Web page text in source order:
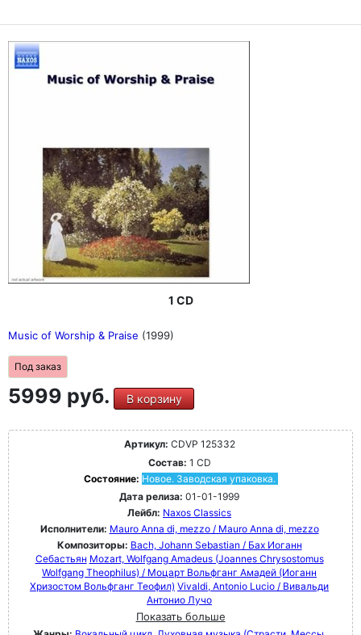
1 CD
Music of Worship & Praise (1999)
Под заказ
5999 руб. В корзину
Артикул: CDVP 125332
Состав: 1 CD
Состояние: Новое. Заводская упаковка.
Дата релиза: 01-01-1999
Лейбл: Naxos Classics
Исполнители: Mauro Anna di, mezzo / Mauro Anna di, mezzo
Композиторы: Bach, Johann Sebastian / Бах Иоганн
Себастьян Mozart, Wolfgang Amadeus (Joannes Chrysostomus
Wolfgang Theophilus) / Моцарт Вольфганг Амадей (Иоганн
Хризостом Вольфганг Теофил) Vivaldi, Antonio Lucio / Вивальди
Антонио Лучо
Показать больше